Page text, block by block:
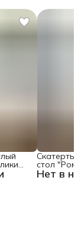
Нет в
Скатерть
стол
поляне",